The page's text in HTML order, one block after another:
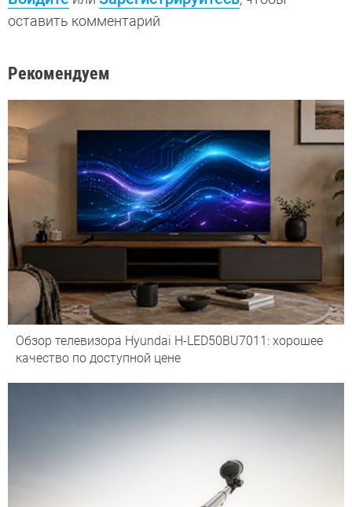
оставить комментарий
Рекомендуем
Обзор телевизора Hyundai H-LED50BU7011: хорошее
качество по доступной цене